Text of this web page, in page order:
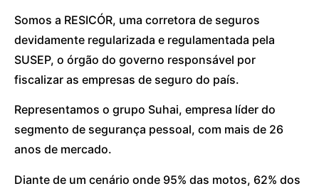
Somos a RESICÓR, uma corretora de seguros
devidamente regularizada e regulamentada pela
SUSEP, o órgão do governo responsável por
fiscalizar as empresas de seguro do país.
Representamos o grupo Suhai, empresa líder do
segmento de segurança pessoal, com mais de 26
anos de mercado.
Diante de um cenário onde 95% das motos, 62% dos